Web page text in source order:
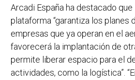
Arcadi España ha destacado
plataforma “garantiza los planes
empresas que ya operan en el
favorecerá la implantación de
permite liberar espacio para el
actividades, como la logística”.